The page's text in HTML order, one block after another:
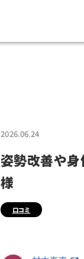
2026.06.24
姿勢改善や
様
口コミ